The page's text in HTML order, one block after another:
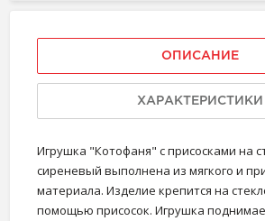
ОПИСАНИЕ
ХАРАКТЕРИСТИКИ
Игрушка "Котофаня" с присосками на
сиреневый выполнена из мягкого и
материала. Изделие крепится на
помощью присосок. Игрушка